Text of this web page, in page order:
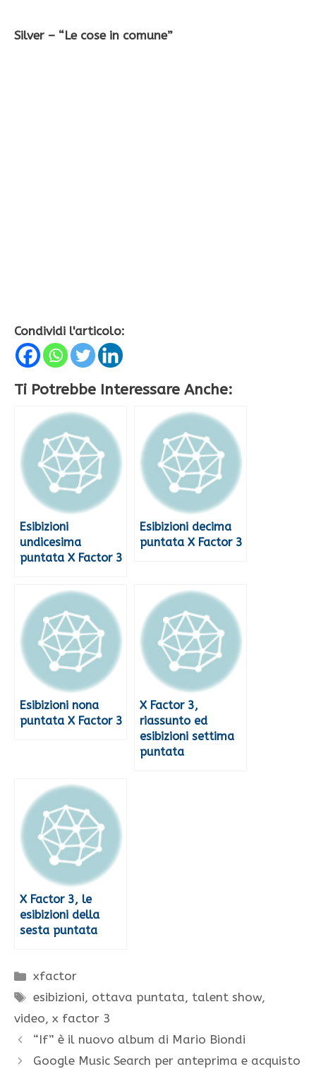
Silver – “Le cose in comune”
Condividi l'articolo:
Ti Potrebbe Interessare Anche:
Esibizioni
undicesima
puntata X Factor 3
Esibizioni decima
puntata X Factor 3
Esibizioni nona
puntata X Factor 3
X Factor 3,
riassunto ed
esibizioni settima
puntata
X Factor 3, le
esibizioni della
sesta puntata
Categorie
xfactor
Tag
esibizioni, ottava puntata, talent show,
video, x factor 3
“If” è il nuovo album di Mario Biondi
Google Music Search per anteprima e acquisto